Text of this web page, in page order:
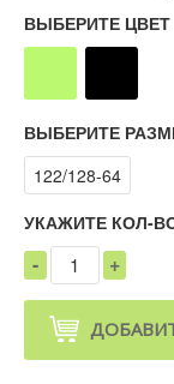
ВЫБЕРИТЕ ЦВЕТ
ВЫБЕРИТЕ
122/128-64
УКАЖИТЕ КОЛ-
- 1 +